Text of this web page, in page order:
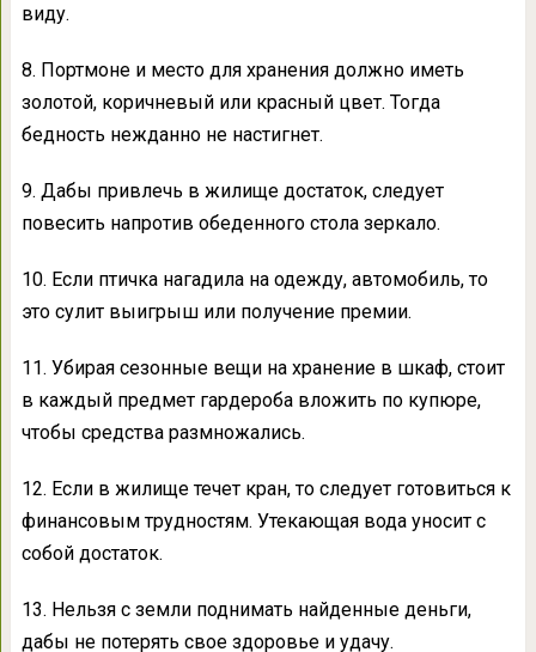
виду.
8. Портмоне и место для хранения должно иметь
золотой, коричневый или красный цвет. Тогда
бедность нежданно не настигнет.
9. Дабы привлечь в жилище достаток, следует
повесить напротив обеденного стола зеркало.
10. Если птичка нагадила на одежду, автомобиль, то
это сулит выигрыш или получение премии.
11. Убирая сезонные вещи на хранение в шкаф, стоит
в каждый предмет гардероба вложить по купюре,
чтобы средства размножались.
12. Если в жилище течет кран, то следует готовиться к
финансовым трудностям. Утекающая вода уносит с
собой достаток.
13. Нельзя с земли поднимать найденные деньги,
дабы не потерять свое здоровье и удачу.